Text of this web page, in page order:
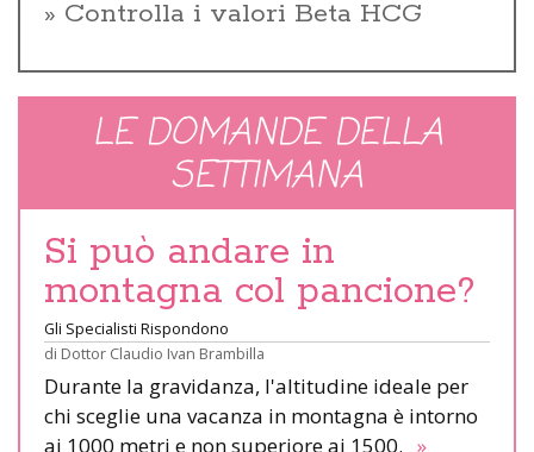
Controlla i valori Beta HCG
LE DOMANDE DELLA
SETTIMANA
Si può andare in
montagna col pancione?
Gli Specialisti Rispondono
di Dottor Claudio Ivan Brambilla
Durante la gravidanza, l'altitudine ideale per
chi sceglie una vacanza in montagna è intorno
ai 1000 metri e non superiore ai 1500. »